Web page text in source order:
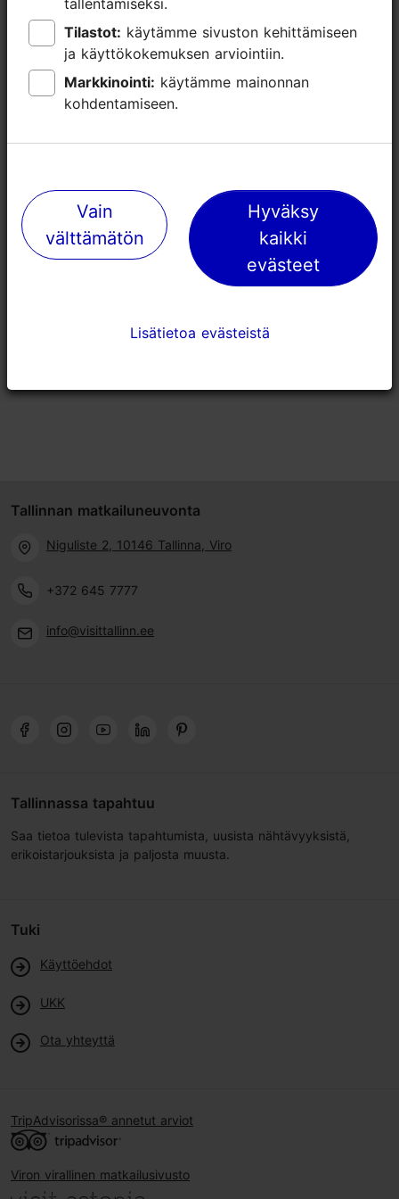
Tallinnan matkailuneuvonta
Niguliste 2, 10146 Tallinna, Viro
+372 645 7777
info@visittallinn.ee
Tallinnassa tapahtuu
Saa tietoa tulevista tapahtumista, uusista nähtävyyksistä,
erikoistarjouksista ja paljosta muusta.
Tuki
Käyttöehdot
UKK
Ota yhteyttä
TripAdvisorissa® annetut arviot
Viron virallinen matkailusivusto
Tilastot:
ja käyttökokemuksen arviointiin.
Markkinointi:
kohdentamiseen.
Vain
välttämätön
Hyväksy
kaikki
evästeet
Lisätietoa evästeistä
Tilastot:
ja käyttökokemuksen arviointiin.
Markkinointi:
kohdentamiseen.
Vain
välttämätön
Hyväksy
kaikki
evästeet
Lisätietoa evästeistä